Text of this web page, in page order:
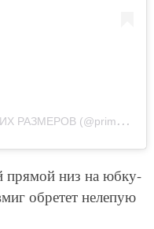
A
post shared by ОДЕЖДА БОЛЬШИХ РАЗМЕРОВ (@primaries.plus)
прямой низ на юбку-
обретет нелепую